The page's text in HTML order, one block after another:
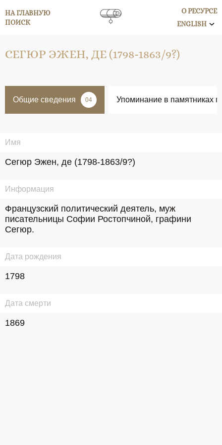
НА ГЛАВНУЮ
ПОИСК
О РЕСУРСЕ
ENGLISH
СЕГЮР ЭЖЕН, ДЕ (1798-1863/9?)
Общие сведения 04 Упоминание в памятниках
Имя
Сегюр Эжен, де (1798-1863/9?)
Информация
Французский политический деятель, муж
писательницы Софии Ростопчиной, графини
Сегюр.
Дата рождения
1798
Дата смерти
1869